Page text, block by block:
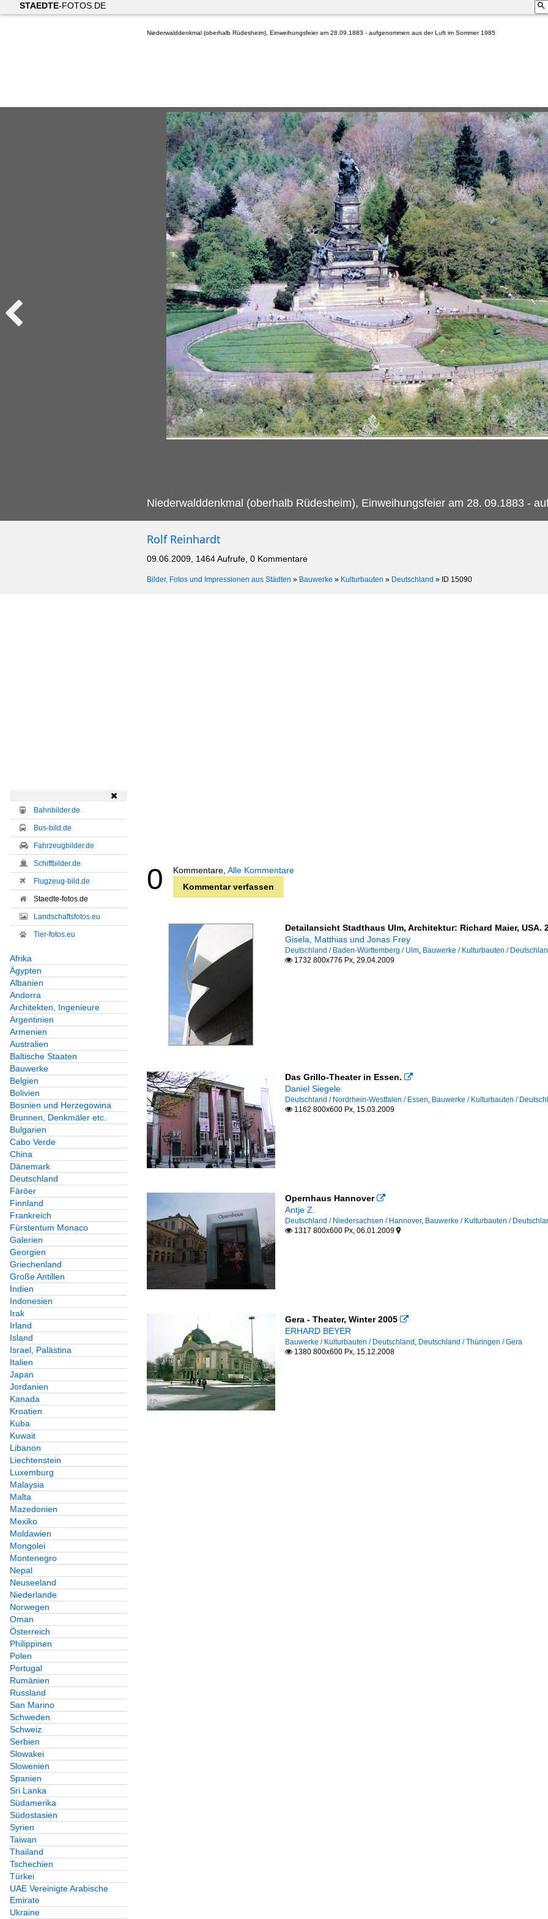
STAEDTE-FOTOS.DE
Niederwalddenkmal (oberhalb Rüdesheim), Einweihungsfeier am 28.09.1883 - aufgenommen aus der Luft im Sommer 1985
Niederwalddenkmal (oberhalb Rüdesheim), Einweihungsfeier am 28. 09.1883 -
Rolf Reinhardt
09.06.2009, 1464 Aufrufe, 0 Kommentare
Bilder, Fotos und Impressionen aus Städten » Bauwerke » Kulturbauten » Deutschland » ID 15090

Bahnbilder.de
Bus-bild.de
Fahrzeugbilder.de
Schiffbilder.de
Flugzeug-bild.de
Staedte-fotos.de
Landschaftsfotos.eu
Tier-fotos.eu
Afrika
Ägypten
Albanien
Andorra
Architekten, Ingenieure
Argentinien
Armenien
Australien
Baltische Staaten
Bauwerke
Belgien
Bolivien
Bosnien und Herzegowina
Brunnen, Denkmäler etc.
Bulgarien
Cabo Verde
China
Dänemark
Deutschland
Färöer
Finnland
Frankreich
Fürstentum Monaco
Galerien
Georgien
Griechenland
Große Antillen
Indien
Indonesien
Irak
Irland
Island
Israel, Palästina
Italien
Japan
Jordanien
Kanada
Kroatien
Kuba
Kuwait
Libanon
Liechtenstein
Luxemburg
Malaysia
Malta
Mazedonien
Mexiko
Moldawien
Mongolei
Montenegro
Nepal
Neuseeland
Niederlande
Norwegen
Oman
Österreich
Philippinen
Polen
Portugal
Rumänien
Russland
San Marino
Schweden
Schweiz
Serbien
Slowakei
Slowenien
Spanien
Sri Lanka
Südamerika
Südostasien
Syrien
Taiwan
Thailand
Tschechien
Türkei
UAE Vereinigte Arabische
Emirate
Ukraine
0 Kommentare, Alle Kommentare
Kommentar verfassen
Detailansicht Stadthaus Ulm, Architektur: Richard Maier, USA.
Gisela, Matthias und Jonas Frey
Deutschland / Baden-Württemberg / Ulm, Bauwerke / Kulturbauten /
1732 800x776 Px, 29.04.2009
Das Grillo-Theater in Essen. 
Daniel Siegele
Deutschland / Nordrhein-Westfalen / Essen, Bauwerke / Kulturbauten /
1162 800x600 Px, 15.03.2009
Opernhaus Hannover 
Antje Z.
Deutschland / Niedersachsen / Hannover, Bauwerke / Kulturbauten /
1317 800x600 Px, 06.01.2009 
Gera - Theater, Winter 2005 
ERHARD BEYER
Bauwerke / Kulturbauten / Deutschland , Deutschland / Thüringen / Gera
1380 800x600 Px, 15.12.2008